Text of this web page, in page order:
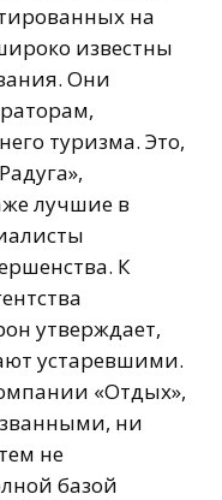
на
известны
Они
туризма. Это,
лучшие в
К
утверждает,
устаревшими.
«Отдых»,
ни
не
базой